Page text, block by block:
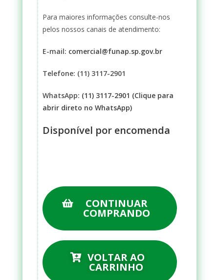
Para maiores informações consulte-nos
pelos nossos canais de atendimento:
E-mail: comercial@funap.sp.gov.br
Telefone: (11) 3117-2901
WhatsApp: (11) 3117-2901 (Clique para
abrir direto no WhatsApp)
Disponível por encomenda
CONTINUAR
COMPRANDO
VOLTAR AO
CARRINHO